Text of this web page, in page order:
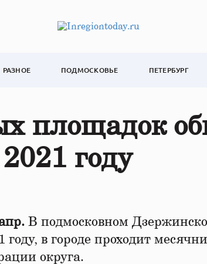
РАЗНОЕ ПОДМОСКОВЬЕ ПЕТЕРБУРГ
площадок
году
В подмосковном
в городе проходит
округа.